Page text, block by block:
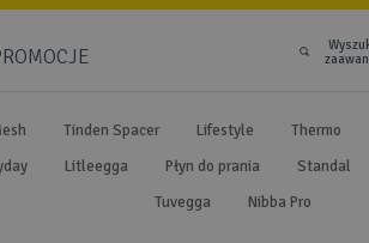
Tinden Spacer Lifestyle Thermo
Litleegga Płyn do prania Standal
Tuvegga
Nibba Pro